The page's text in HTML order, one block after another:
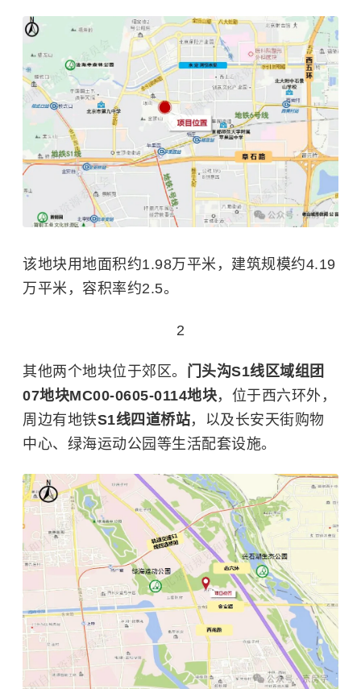
该地块用地面积约1.98万平米，建筑规模约4.19
万平米，容积率约2.5。
2
其他两个地块位于郊区。 门头沟S1线区域组团
07地块MC00-0605-0114地块，位于西六环外，
周边有地铁S1线四道桥站，以及长安天街购物
中心、绿海运动公园等生活配套设施。